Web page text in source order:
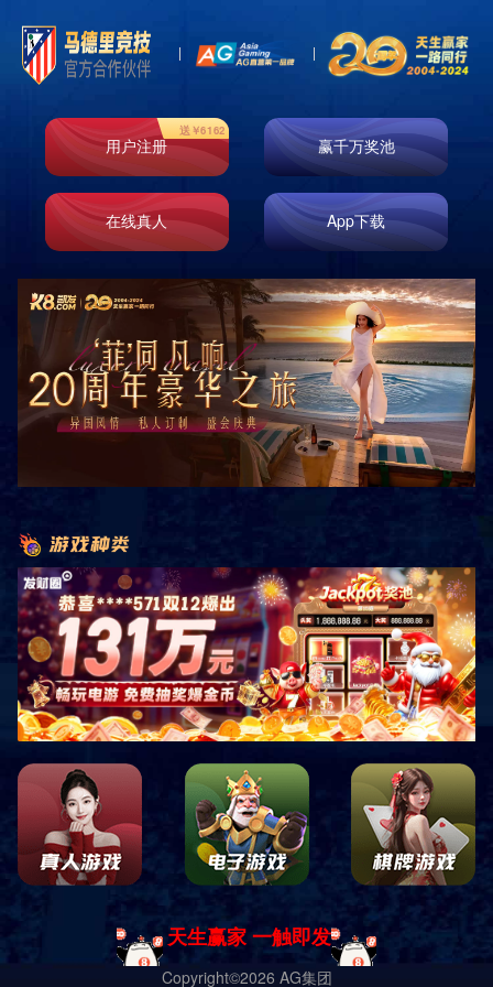
产品展示
PRODUCTS
分类
标准型套房 三
详细信息
套房是指组合成套的房屋，一般带有独立的卫生间或浴室。
上一篇：标准型套房 二
下一篇：标准型套房 四
电话 客服 地图